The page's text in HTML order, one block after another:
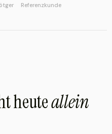
Referenzkunde
heuteallein